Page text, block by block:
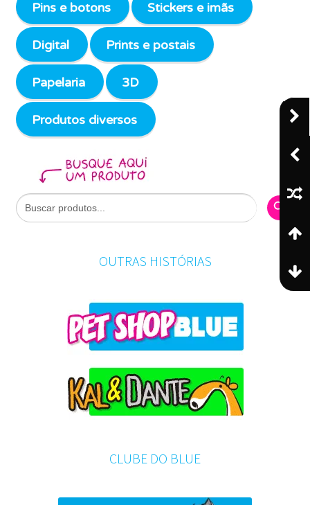
Pins e botons Stickers e imãs
Digital Prints e postais
Papelaria 3D
Produtos diversos
Search
for:
Search
OUTRAS HISTÓRIAS
CLUBE DO BLUE